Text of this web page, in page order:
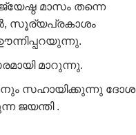
മാസം തന്നെ
സൂര്യപ്രകാശം
മാറുന്നു.
സഹായിക്കുന്നു ദോശ
ജയന്തി .